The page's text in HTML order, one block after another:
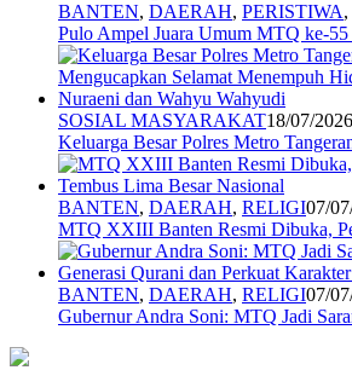
BANTEN, DAERAH, PERISTIWA,
Pulo Ampel Juara Umum MTQ ke-
SOSIAL MASYARAKAT18/07/2026
Keluarga Besar Polres Metro
BANTEN, DAERAH, RELIGI07/
MTQ XXIII Banten Resmi Dibuka,
BANTEN, DAERAH, RELIGI07/
Gubernur Andra Soni: MTQ Jadi